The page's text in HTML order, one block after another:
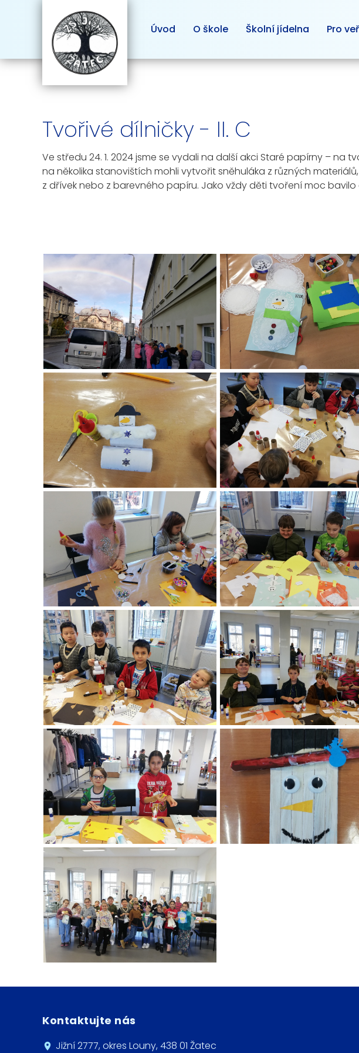
Úvod O škole Školní jídelna Pro
Tvořivé dílničky - II. C
Ve středu 24. 1. 2024 jsme se vydali na další akci Staré papírny – na
na několika stanovištích mohli vytvořit sněhuláka z různých
z dřívek nebo z barevného papíru. Jako vždy děti tvoření moc
Kontaktujte nás
Jižní 2777, okres Louny, 438 01 Žatec